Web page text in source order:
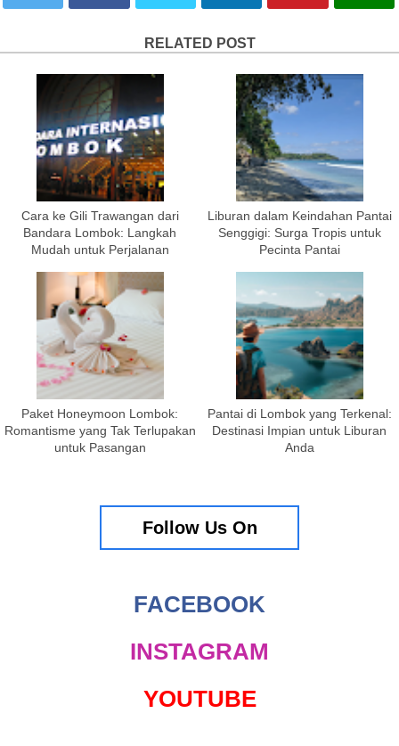
RELATED POST
Cara ke Gili Trawangan dari
Bandara Lombok: Langkah
Mudah untuk Perjalanan
Liburan dalam Keindahan Pantai
Senggigi: Surga Tropis untuk
Pecinta Pantai
Paket Honeymoon Lombok:
Romantisme yang Tak Terlupakan
untuk Pasangan
Pantai di Lombok yang Terkenal:
Destinasi Impian untuk Liburan
Anda
Follow Us On
FACEBOOK
INSTAGRAM
YOUTUBE